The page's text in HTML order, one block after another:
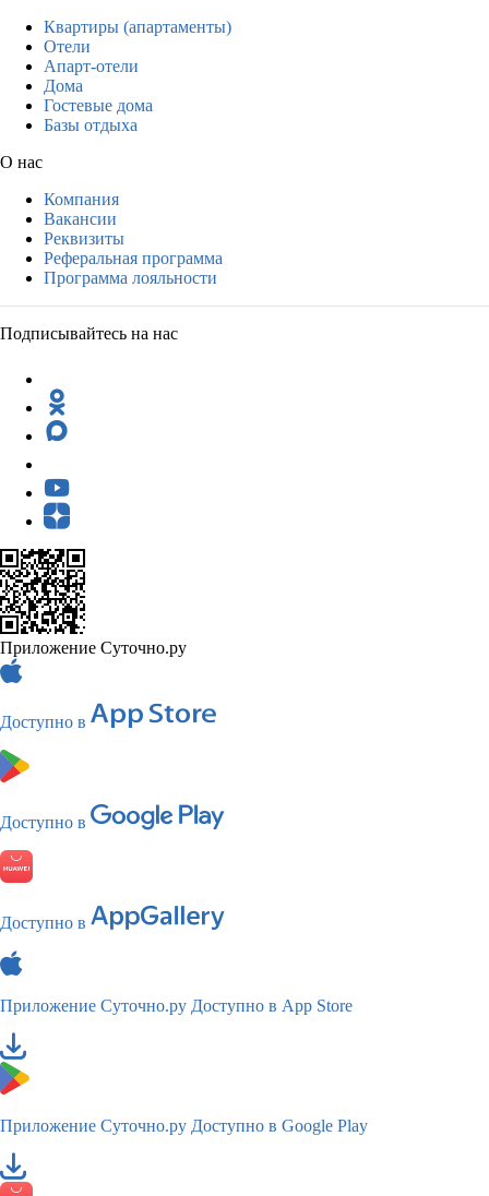
Квартиры (апартаменты)
Отели
Апарт-отели
Дома
Гостевые дома
Базы отдыха
О нас
Компания
Вакансии
Реквизиты
Реферальная программа
Программа лояльности
Подписывайтесь на нас
Приложение Суточно.ру
Доступно в
Доступно в
Доступно в
Приложение Суточно.ру Доступно в App Store
Приложение Суточно.ру Доступно в Google Play